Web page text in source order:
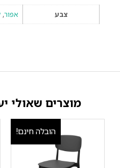
צבע אפור,
מוצרים שאולי
הובלה חינם!